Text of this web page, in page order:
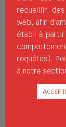
dans
ce qui
apnées.
petits
recueillir
web, afin
établi à partir
requêtes).
à notre